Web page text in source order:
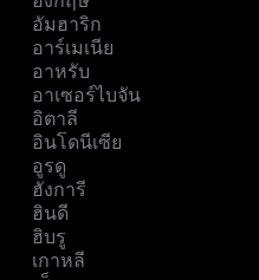
อัมฮาริก
อาร์เมเนีย
อาหรับ
อาเซอร์ไบจัน
อิตาลี
อินโดนีเซีย
อูรดู
ฮังการี
ฮินดี
ฮิบรู
เกาหลี